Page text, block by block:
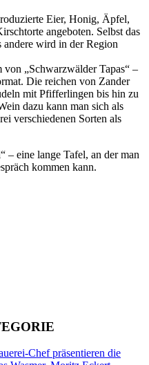
Eier, Honig, Äpfel,
angeboten. Selbst das
andere wird in der Region
von „Schwarzwälder Tapas“ –
Die reichen von Zander
mit Pfifferlingen bis hin zu
dazu kann man sich als
verschiedenen Sorten als
– eine lange Tafel, an der man
kommen kann.